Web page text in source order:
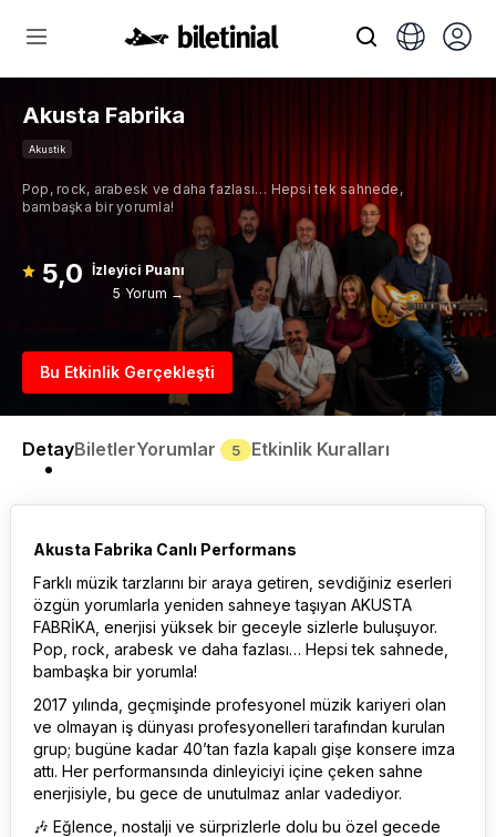
Akusta Fabrika
Akustik
Pop, rock, arabesk ve daha fazlası… Hepsi tek sahnede,
bambaşka bir yorumla!
5,0 İzleyici Puanı
5 Yorum →
Bu Etkinlik Gerçekleşti
DetayBiletlerYorumlar 5 Etkinlik Kuralları
Akusta Fabrika Canlı Performans
Farklı müzik tarzlarını bir araya getiren, sevdiğiniz eserleri
özgün yorumlarla yeniden sahneye taşıyan AKUSTA
FABRİKA, enerjisi yüksek bir geceyle sizlerle buluşuyor.
Pop, rock, arabesk ve daha fazlası… Hepsi tek sahnede,
bambaşka bir yorumla!
2017 yılında, geçmişinde profesyonel müzik kariyeri olan
ve olmayan iş dünyası profesyonelleri tarafından kurulan
grup; bugüne kadar 40’tan fazla kapalı gişe konsere imza
attı. Her performansında dinleyiciyi içine çeken sahne
enerjisiyle, bu gece de unutulmaz anlar vadediyor.
🎶 Eğlence, nostalji ve sürprizlerle dolu bu özel gecede